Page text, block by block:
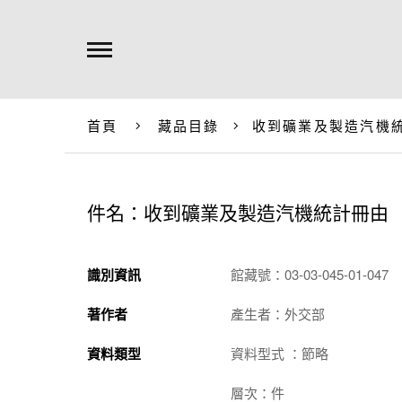
首頁 藏品目錄 收到礦業及製造汽機
件名：收到礦業及製造汽機統計冊由
識別資訊 館藏號：03-03-045-01-047
著作者 產生者：外交部
資料類型 資料型式 ：節略
層次：件